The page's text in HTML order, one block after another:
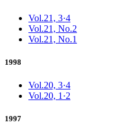
Vol.21, 3·4
Vol.21, No.2
Vol.21, No.1
1998
Vol.20, 3·4
Vol.20, 1·2
1997